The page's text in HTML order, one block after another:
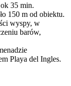
35 min.
150 m od obiektu.
wyspy, w
barów,
Playa del Ingles.